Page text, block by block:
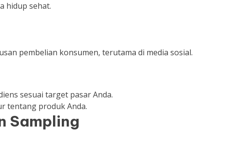
hidup sehat.
pembelian konsumen, terutama di media sosial.
sesuai target pasar Anda.
tentang produk Anda.
Sampling